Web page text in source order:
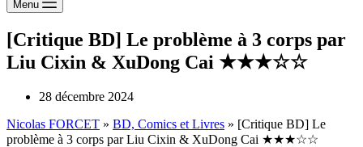
Menu
[Critique BD] Le problème à 3 corps par
Liu Cixin & XuDong Cai ★★★☆☆
28 décembre 2024
Nicolas FORCET » BD, Comics et Livres » [Critique BD] Le
problème à 3 corps par Liu Cixin & XuDong Cai ★★★☆☆